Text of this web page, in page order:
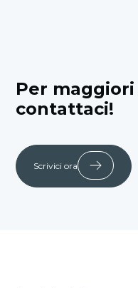
Per
contattaci!
Scrivici ora